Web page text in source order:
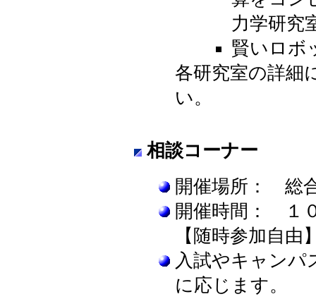
力
賢いロボ
各研究室の詳細
い。
相談コーナー
開催場所： 総
開催時間： １
【随時参加自由
入試やキャンパ
に応じます。